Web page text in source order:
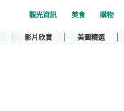
觀光資訊 美食 購物
影片欣賞 美圖精選